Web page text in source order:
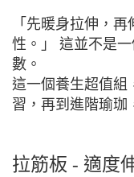
「先暖身拉伸，
性。」 這並不是
數。
這一個養生超值組
習，再到進階瑜珈
拉筋板 - 適度